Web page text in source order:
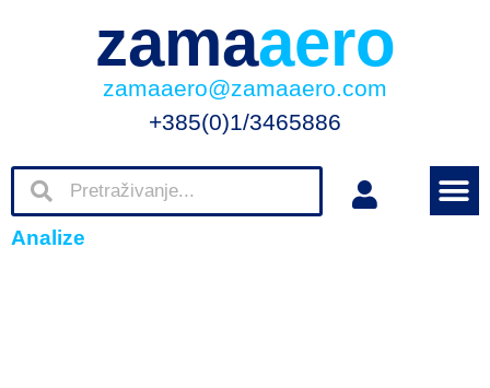
zamaaero
zamaaero@zamaaero.com
+385(0)1/3465886
Analize